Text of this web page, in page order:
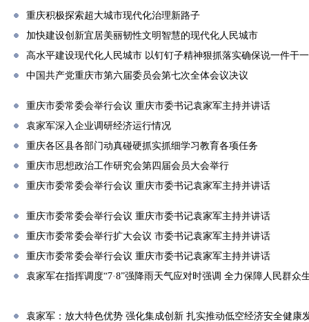
重庆积极探索超大城市现代化治理新路子
加快建设创新宜居美丽韧性文明智慧的现代化人民城市
高水平建设现代化人民城市 以钉钉子精神狠抓落实确保说一件干
中国共产党重庆市第六届委员会第七次全体会议决议
重庆市委常委会举行会议 重庆市委书记袁家军主持并讲话
袁家军深入企业调研经济运行情况
重庆各区县各部门动真碰硬抓实抓细学习教育各项任务
重庆市思想政治工作研究会第四届会员大会举行
重庆市委常委会举行会议 重庆市委书记袁家军主持并讲话
重庆市委常委会举行会议 重庆市委书记袁家军主持并讲话
重庆市委常委会举行扩大会议 市委书记袁家军主持并讲话
重庆市委常委会举行会议 重庆市委书记袁家军主持并讲话
袁家军在指挥调度“7·8”强降雨天气应对时强调 全力保障人民群众
袁家军：放大特色优势 强化集成创新 扎实推动低空经济安全健康